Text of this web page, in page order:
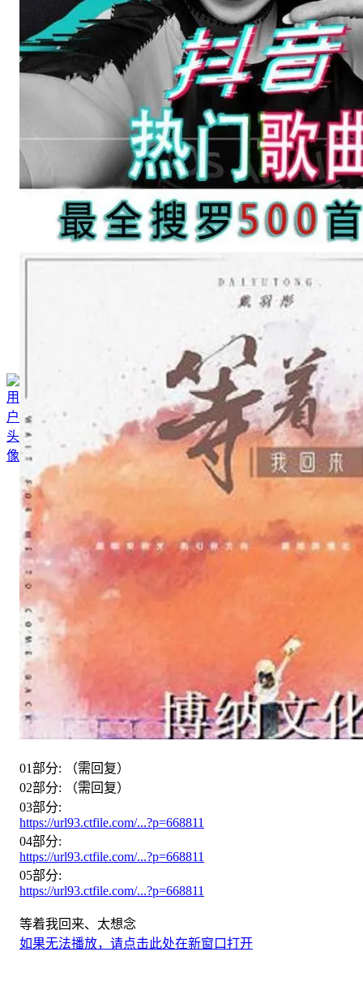
01部分: （需回复）
02部分: （需回复）
03部分:
https://url93.ctfile.com/...?p=668811
04部分:
https://url93.ctfile.com/...?p=668811
05部分:
https://url93.ctfile.com/...?p=668811
等着我回来、太想念
如果无法播放，请点击此处在新窗口打开